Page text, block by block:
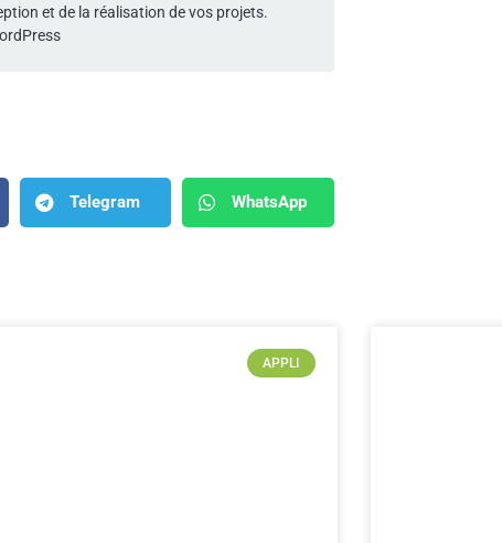
et de la réalisation de vos projets.
Telegram WhatsApp
APPLI